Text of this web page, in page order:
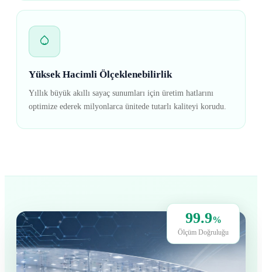
Yüksek Hacimli Ölçeklenebilirlik
Yıllık büyük akıllı sayaç sunumları için üretim hatlarını
optimize ederek milyonlarca ünitede tutarlı kaliteyi korudu.
99.9%
Ölçüm Doğruluğu